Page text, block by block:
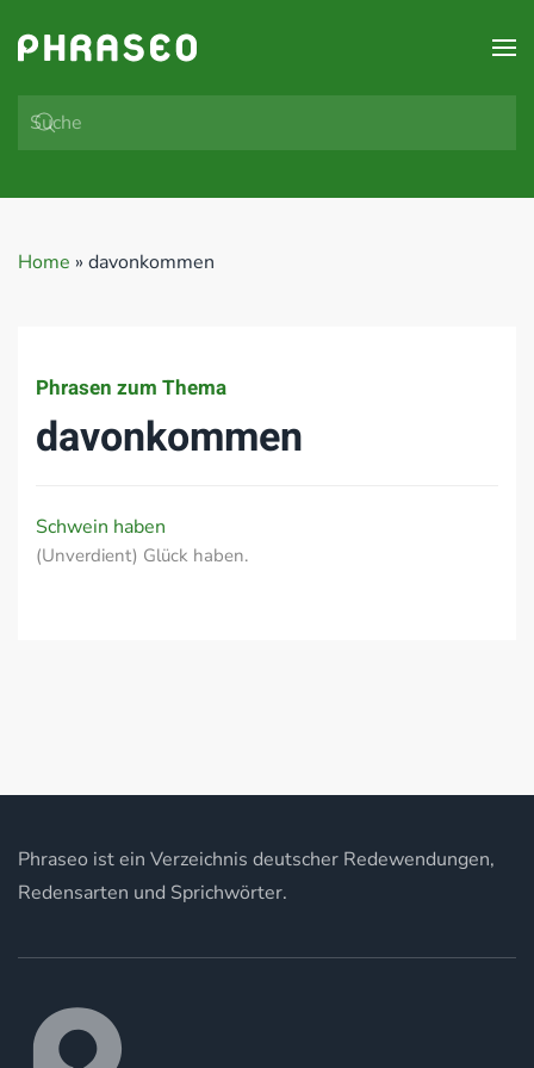
Zum Hauptinhalt springen
Home » davonkommen
Phrasen zum Thema
davonkommen
Schwein haben
(Unverdient) Glück haben.
Phraseo ist ein Verzeichnis deutscher Redewendungen,
Redensarten und Sprichwörter.